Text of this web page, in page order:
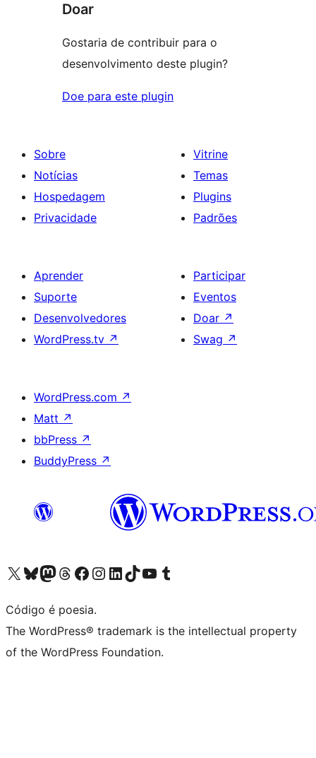
Doar
Gostaria de contribuir para o
desenvolvimento deste plugin?
Doe para este plugin
Sobre
Notícias
Hospedagem
Privacidade
Vitrine
Temas
Plugins
Padrões
Aprender
Suporte
Desenvolvedores
WordPress.tv ↗
Participar
Eventos
Doar ↗
Swag ↗
WordPress.com ↗
Matt ↗
bbPress ↗
BuddyPress ↗
Acessar nossa conta do X (antigo Twitter)
Acessar nossa conta do Bluesky
Acessar nossa conta do Mastodon
Acessar nossa conta do Threads
Acessar nossa página do Facebook
Acessar nossa conta do Instagram
Acessar nossa conta do LinkedIn
Acessar nossa conta do TikTok
Acessar nosso canal do YouTube
Acessar nossa conta no Tumblr
Código é poesia.
The WordPress® trademark is the intellectual property
of the WordPress Foundation.